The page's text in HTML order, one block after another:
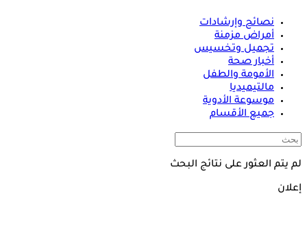
نصائح وإرشادات
أمراض مزمنة
تجميل وتخسيس
أخبار صحة
الأمومة والطفل
مالتيميديا
موسوعة الأدوية
جميع الأقسام
لم يتم العثور على نتائج البحث
إعلان